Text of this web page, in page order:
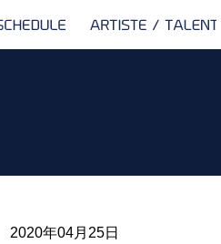
2020年04月25日